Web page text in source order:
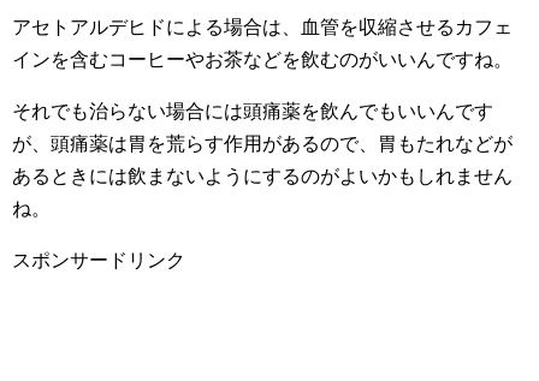
アセトアルデヒドによる場合は、血管を収縮させるカフェ
インを含むコーヒーやお茶などを飲むのがいいんですね。
それでも治らない場合には頭痛薬を飲んでもいいんです
が、頭痛薬は胃を荒らす作用があるので、胃もたれなどが
あるときには飲まないようにするのがよいかもしれません
ね。
スポンサードリンク